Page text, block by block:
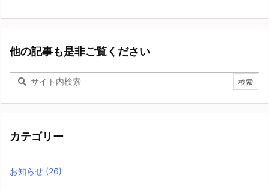
他の記事も是非ご覧ください
カテゴリー
お知らせ (26)